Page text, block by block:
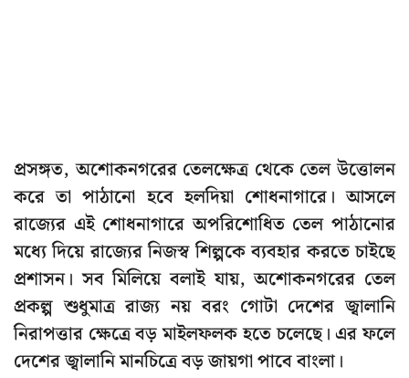
প্রসঙ্গত, অশোকনগরের তেলক্ষেত্র থেকে তেল উত্তোলন
করে তা পাঠানো হবে হলদিয়া শোধনাগারে। আসলে
রাজ্যের এই শোধনাগারে অপরিশোধিত তেল পাঠানোর
মধ্যে দিয়ে রাজ্যের নিজস্ব শিল্পকে ব্যবহার করতে চাইছে
প্রশাসন। সব মিলিয়ে বলাই যায়, অশোকনগরের তেল
প্রকল্প শুধুমাত্র রাজ্য নয় বরং গোটা দেশের জ্বালানি
নিরাপত্তার ক্ষেত্রে বড় মাইলফলক হতে চলেছে। এর ফলে
দেশের জ্বালানি মানচিত্রে বড় জায়গা পাবে বাংলা।